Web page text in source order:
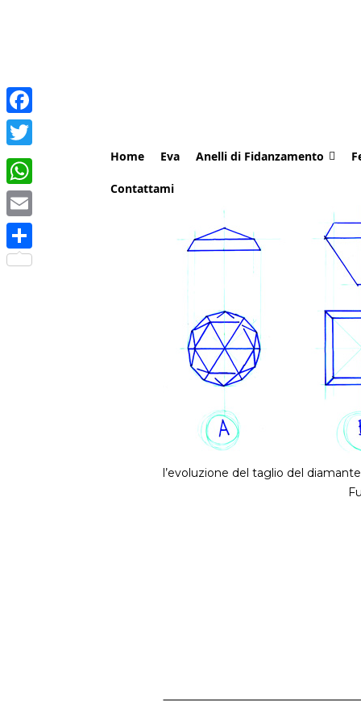
Home Eva Anelli di Fidanzamento
Contattami
l’evoluzione del taglio del diamante
Facebook
Twitter
WhatsApp
Email
Share